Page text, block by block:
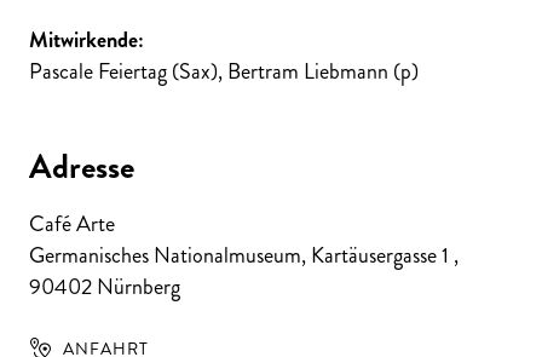
Mitwirkende:
Pascale Feiertag (Sax), Bertram Liebmann (p)
Adresse
Café Arte
Germanisches Nationalmuseum, Kartäusergasse 1 ,
90402Nürnberg
ANFAHRT